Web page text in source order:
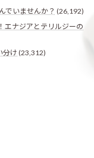
でいませんか？ (26,192)
エナジアとテリルジーの
分け (23,312)